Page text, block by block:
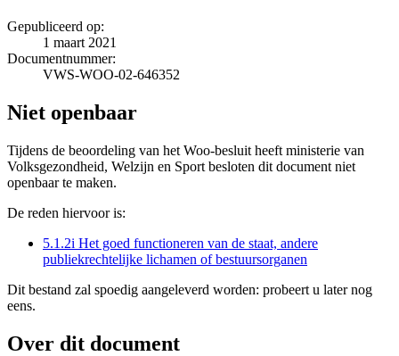
Gepubliceerd op:
1 maart 2021
Documentnummer:
VWS-WOO-02-646352
Niet openbaar
Tijdens de beoordeling van het Woo-besluit heeft ministerie van
Volksgezondheid, Welzijn en Sport besloten dit document niet
openbaar te maken.
De reden hiervoor is:
5.1.2i Het goed functioneren van de staat, andere
publiekrechtelijke lichamen of bestuursorganen
Dit bestand zal spoedig aangeleverd worden: probeert u later nog
eens.
Over dit document